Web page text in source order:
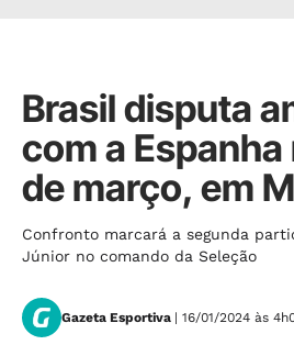
Brasil disputa
com a
de março, em
Confronto marcará a segunda
Júnior no comando da Seleção
Gazeta Esportiva | 16/01/2024 às